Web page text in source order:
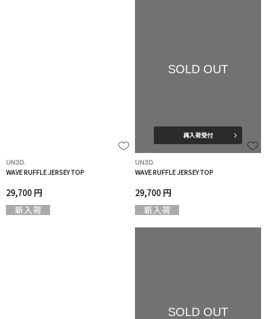
UN3D.
WAVE RUFFLE JERSEY TOP
29,700 円
SOLD OUT
再入荷受付
UN3D.
WAVE RUFFLE JERSEY TOP
29,700 円
SOLD OUT